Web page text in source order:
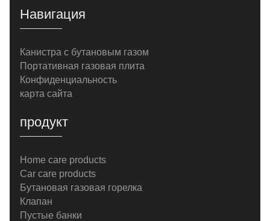
Навигация
Канистра с бутановым газом
Портативная газовая плита
Конфиденциальность
карта сайта
продукт
Home care products
Car care products
Бутановая газовая горелка
Клапан
Пустые банки